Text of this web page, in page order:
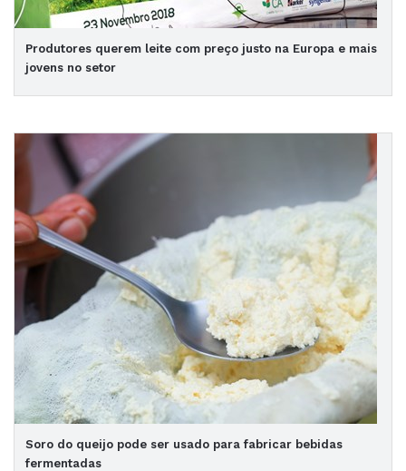
Produtores querem leite com preço justo na Europa e mais
jovens no setor
Soro do queijo pode ser usado para fabricar bebidas
fermentadas